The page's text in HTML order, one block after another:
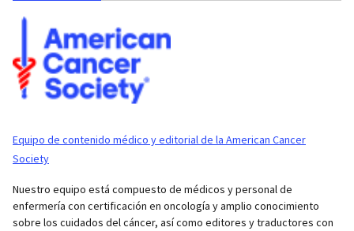
Equipo de contenido médico y editorial de la American Cancer
Society
Nuestro equipo está compuesto de médicos y personal de
enfermería con certificación en oncología y amplio conocimiento
sobre los cuidados del cáncer, así como editores y traductores con